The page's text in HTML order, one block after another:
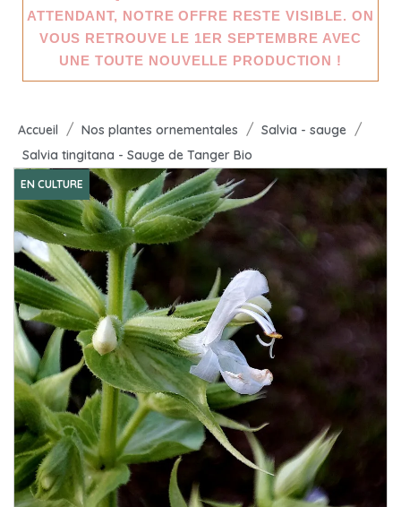
ATTENDANT, NOTRE OFFRE RESTE VISIBLE. ON
VOUS RETROUVE LE 1ER SEPTEMBRE AVEC
UNE TOUTE NOUVELLE PRODUCTION !
Accueil Nos plantes ornementales
Salvia - sauge
Salvia tingitana - Sauge de Tanger Bio
EN CULTURE